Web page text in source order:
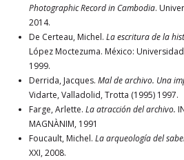
Photographic Record in Cambodia.
2014.
De Certeau, Michel.La escritura de la
López Moctezuma. México:
1999.
Derrida, Jacques.Mal de archivo. Una
Vidarte, Valladolid, Trotta (1995) 1997.
Farge, Arlette.La atracción del archivo.
MAGNÀNIM, 1991
Foucault, Michel.La arqueología del
XXI, 2008.